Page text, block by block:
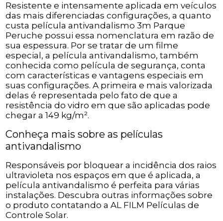
Resistente e intensamente aplicada em veículos
das mais diferenciadas configurações, a quanto
custa película antivandalismo 3m Parque
Peruche possui essa nomenclatura em razão de
sua espessura. Por se tratar de um filme
especial, a película antivandalismo, também
conhecida como película de segurança, conta
com características e vantagens especiais em
suas configurações. A primeira e mais valorizada
delas é representada pelo fato de que a
resistência do vidro em que são aplicadas pode
chegar a 149 kg/m².
Conheça mais sobre as películas
antivandalismo
Responsáveis por bloquear a incidência dos raios
ultravioleta nos espaços em que é aplicada, a
película antivandalismo é perfeita para várias
instalações. Descubra outras informações sobre
o produto contatando a AL FILM Películas de
Controle Solar.